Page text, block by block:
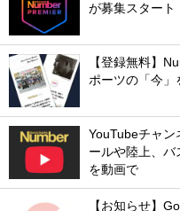
が募集スタート
【登録無料】
ポーツの「今」
YouTubeチャ
ールや陸上、バ
を動画で
【お知らせ】